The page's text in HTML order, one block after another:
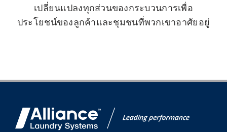
เปลี่ยนแปลงทุกส่วนของกระบวนการเพื่อ
ประโยชน์ของลูกค้าและชุมชนที่พวกเขาอาศัยอยู่